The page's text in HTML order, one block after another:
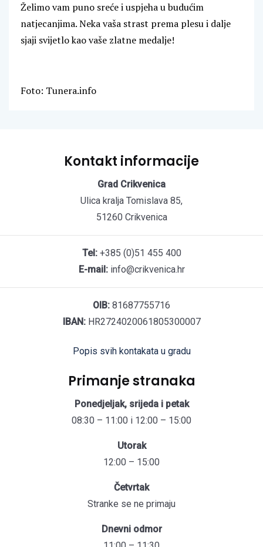
Želimo vam puno sreće i uspjeha u budućim
natjecanjima. Neka vaša strast prema plesu i dalje
sjaji svijetlo kao vaše zlatne medalje!
Foto: Tunera.info
Kontakt informacije
Grad Crikvenica
Ulica kralja Tomislava 85,
51260 Crikvenica
Tel:+385 (0)51 455 400
E-mail:info@crikvenica.hr
OIB: 81687755716
IBAN:HR2724020061805300007
Popis svih kontakata u gradu
Primanje stranaka
Ponedjeljak, srijeda i petak
08:30 – 11:00 i 12:00 – 15:00
Utorak
12:00 – 15:00
Četvrtak
Stranke se ne primaju
Dnevni odmor